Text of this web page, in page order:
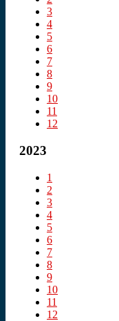
3
4
5
6
7
8
9
10
11
12
2023
1
2
3
4
5
6
7
8
9
10
11
12